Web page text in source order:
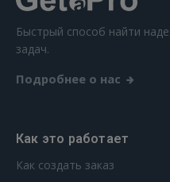
Быстрый способ найти
задач.
Подробнее о нас
Как это работает
Как создать заказ